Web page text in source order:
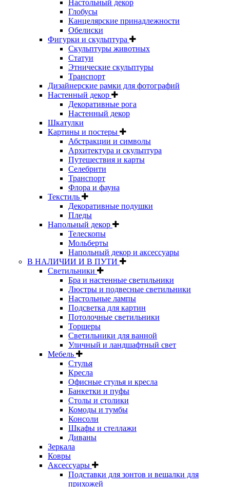
Настольный декор
Глобусы
Канцелярские принадлежности
Обелиски
Фигурки и скульптура
Скульптуры животных
Статуи
Этнические скульптуры
Транспорт
Дизайнерские рамки для фотографий
Настенный декор
Декоративные рога
Настенный декор
Шкатулки
Картины и постеры
Абстракции и символы
Архитектура и скульптура
Путешествия и карты
Селебрити
Транспорт
Флора и фауна
Текстиль
Декоративные подушки
Пледы
Напольный декор
Телескопы
Мольберты
Напольный декор и аксессуары
В НАЛИЧИИ И В ПУТИ
Светильники
Бра и настенные светильники
Люстры и подвесные светильники
Настольные лампы
Подсветка для картин
Потолочные светильники
Торшеры
Светильники для ванной
Уличный и ландшафтный свет
Мебель
Стулья
Кресла
Офисные стулья и кресла
Банкетки и пуфы
Столы и столики
Комоды и тумбы
Консоли
Шкафы и стеллажи
Диваны
Зеркала
Ковры
Аксессуары
Подставки для зонтов и вешалки для
прихожей